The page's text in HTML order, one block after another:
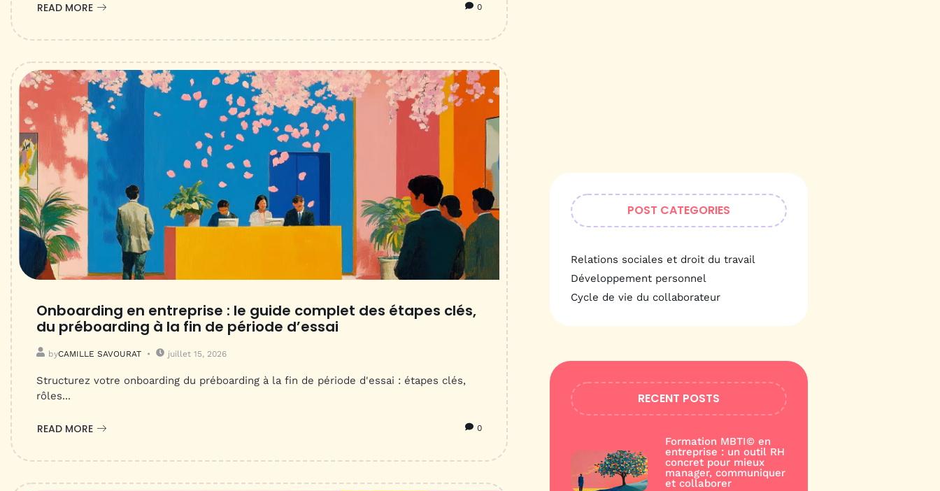
READ MORE 0
Onboarding en entreprise : le guide complet des étapes clés,
du préboarding à la fin de période d’essai
byCAMILLE SAVOURAT juillet 15, 2026
Structurez votre onboarding du préboarding à la fin de période d'essai : étapes clés,
rôles...
READ MORE 0
POST CATEGORIES
Relations sociales et droit du travail
Développement personnel
Cycle de vie du collaborateur
RECENT POSTS
Formation MBTI© en
entreprise : un outil RH
concret pour mieux
manager, communiquer
et collaborer